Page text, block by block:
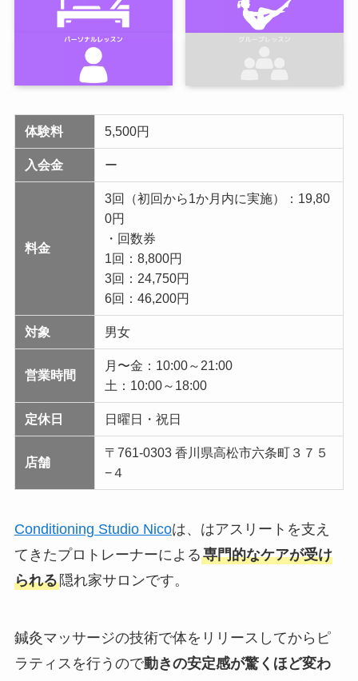
体験料 5,500円
入会金 ー
料金
3回（初回から1か月内に実施）：19,80
0円
・回数券
1回：8,800円
3回：24,750円
6回：46,200円
対象 男女
営業時間
月〜金：10:00～21:00
土：10:00～18:00
定休日 日曜日・祝日
店舗
〒761-0303 香川県高松市六条町３７５
−４
Conditioning Studio Nicoは、はアスリートを支え
てきたプロトレーナーによる専門的なケアが受け
られる隠れ家サロンです。
鍼灸マッサージの技術で体をリリースしてからピ
ラティスを行うので動きの安定感が驚くほど変わ